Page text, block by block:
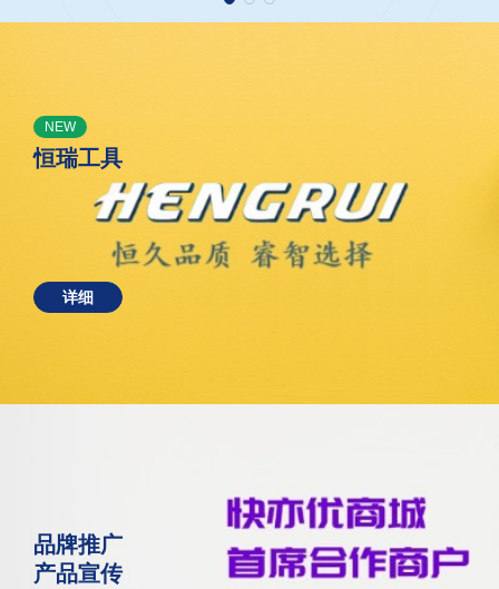
NEW
恒瑞工具
详细
品牌推广
产品宣传